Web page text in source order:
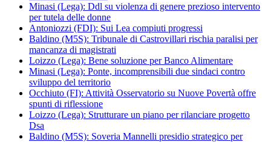
Minasi (Lega): Ddl su violenza di genere prezioso intervento
per tutela delle donne
Antoniozzi (FDI): Sui Lea compiuti progressi
Baldino (M5S): Tribunale di Castrovillari rischia paralisi per
mancanza di magistrati
Loizzo (Lega): Bene soluzione per Banco Alimentare
Minasi (Lega): Ponte, incomprensibili due sindaci contro
sviluppo del territorio
Occhiuto (FI): Attività Osservatorio su Nuove Povertà offre
spunti di riflessione
Loizzo (Lega): Strutturare un piano per rilanciare progetto
Dsa
Baldino (M5S): Soveria Mannelli presidio strategico per